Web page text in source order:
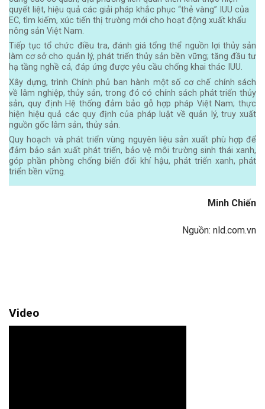
quyết liệt, hiệu quả các giải pháp khắc phục “thẻ vàng” IUU của
EC, tìm kiếm, xúc tiến thị trường mới cho hoạt động xuất khẩu
nông sản Việt Nam.
Tiếp tục tổ chức điều tra, đánh giá tổng thể nguồn lợi thủy sản
làm cơ sở cho quản lý, phát triển thủy sản bền vững; tăng đầu tư
hạ tầng nghề cá, đáp ứng được yêu cầu chống khai thác IUU.
Xây dựng, trình Chính phủ ban hành một số cơ chế chính sách
về lâm nghiệp, thủy sản, trong đó có chính sách phát triển thủy
sản, quy định Hệ thống đảm bảo gỗ hợp pháp Việt Nam; thực
hiện hiệu quả các quy định của pháp luật về quản lý, truy xuất
nguồn gốc lâm sản, thủy sản.
Quy hoạch và phát triển vùng nguyên liệu sản xuất phù hợp để
đảm bảo sản xuất phát triển, bảo vệ môi trường sinh thái xanh,
góp phần phòng chống biến đổi khí hậu, phát triển xanh, phát
triển bền vững.
Minh Chiến
Nguồn: nld.com.vn
Video